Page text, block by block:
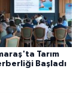
Tarım
Başladı